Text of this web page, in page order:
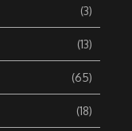
(3)
(13)
(65)
(18)